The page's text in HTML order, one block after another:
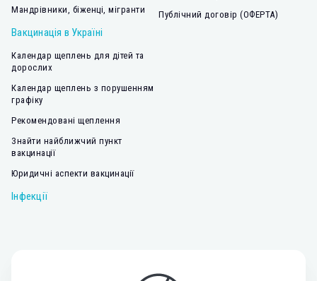
Мандрівники, біженці, мігранти
Вакцинація в Україні
Календар щеплень для дітей та
дорослих
Календар щеплень з порушенням
графіку
Рекомендовані щеплення
Знайти найближчий пункт
вакцинації
Юридичні аспекти вакцинації
Інфекції
Публічний договір (ОФЕРТА)